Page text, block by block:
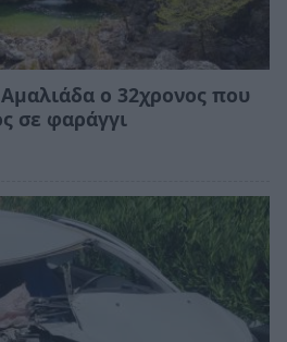
ο 32χρονος που
σε φαράγγι